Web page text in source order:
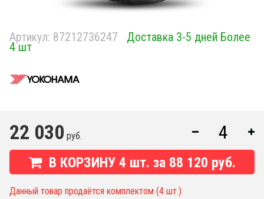
Артикул: 87212736247 Доставка 3-5 дней Более
4 шт
22 030 руб.
В КОРЗИНУ 4 шт. за 88 120 руб.
Данный товар продаётся комплектом (4 шт.)